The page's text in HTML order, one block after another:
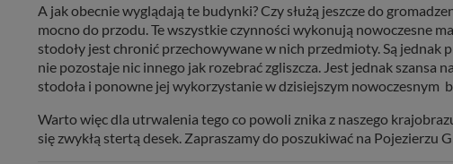
A jak obecnie wyglądają te budynki? Czy służą jeszcze do
mocno do przodu. Te wszystkie czynności wykonują nowoczesne
stodoły jest chronić przechowywane w nich przedmioty. Są
nie pozostaje nic innego jak rozebrać zgliszcza. Jest jednak szansa
stodoła i ponowne jej wykorzystanie w dzisiejszym nowoczesnym
Warto więc dla utrwalenia tego co powoli znika z naszego
się zwykłą stertą desek. Zapraszamy do poszukiwać na Pojezierzu